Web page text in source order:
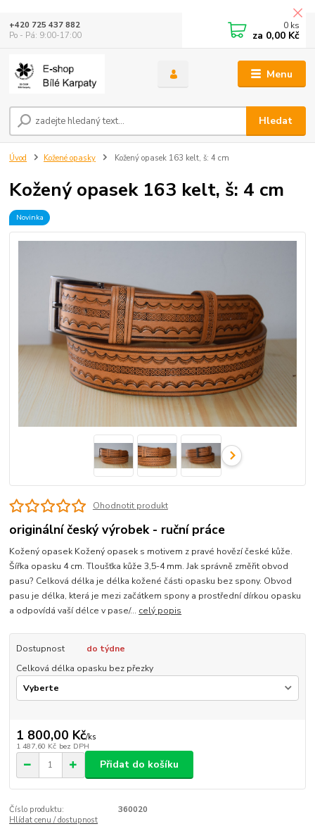
Menu
Hledat
+420 725 437 882
Po - Pá: 9:00-17:00
0 ks
za 0,00 Kč
Úvod Kožené opasky Kožený opasek 163 kelt, š: 4 cm
Kožený opasek 163 kelt, š: 4 cm
Novinka
Ohodnotit produkt
originální český výrobek - ruční práce
Kožený opasek Kožený opasek s motivem z pravé hovězí české kůže.
Šířka opasku 4 cm. Tloušťka kůže 3,5-4 mm. Jak správně změřit obvod
pasu? Celková délka je délka kožené části opasku bez spony. Obvod
pasu je délka, která je mezi začátkem spony a prostřední dírkou opasku
a odpovídá vaší délce v pase/... celý popis
Dostupnost
do týdne
Celková délka opasku bez přezky
1 800,00 Kč/ks
1 487,60 Kč bez DPH
Přidat do košíku
Číslo produktu:
360020
Hlídat cenu / dostupnost